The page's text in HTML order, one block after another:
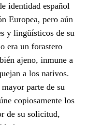
identidad español
Europea, pero aún
y lingüísticos de su
era un forastero
ajeno, inmune a
a los nativos.
parte de su
copiosamente los
de su solicitud,